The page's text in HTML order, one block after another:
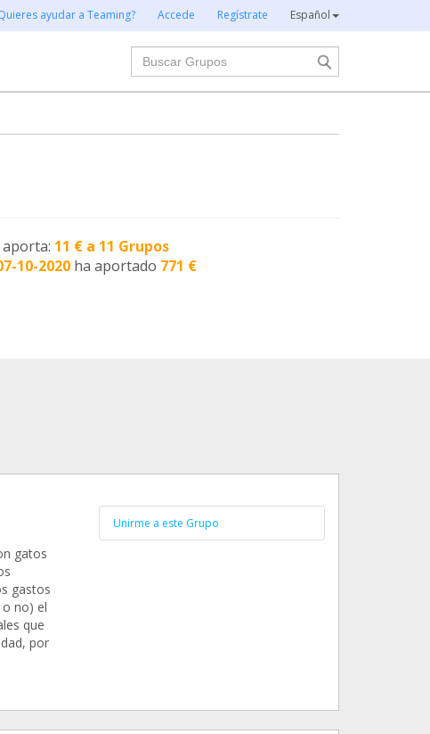
ayudar a Teaming? Accede Regístrate Español
Buscar
aporta: 11 € a 11 Grupos
10-2020 ha aportado 771 €
gatos
gastos
no) el
que
por
Unirme a este Grupo